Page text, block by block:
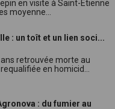
en visite à Saint-Étienne
moyenne...
: un toît et un lien soci...
retrouvée morte au
en homicid...
: du fumier au